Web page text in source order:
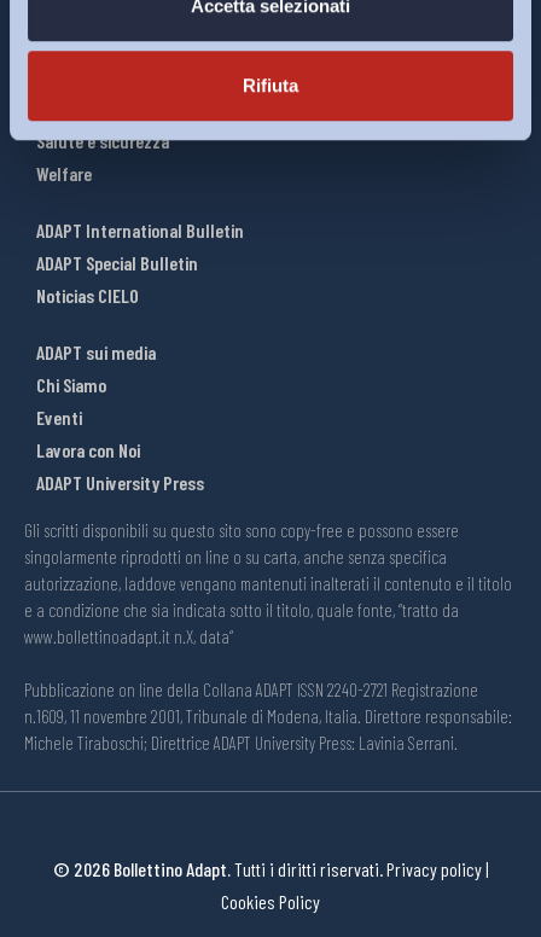
Accetta selezionati
Rifiuta
Riforme del lavoro
Salute e sicurezza
Welfare
ADAPT International Bulletin
ADAPT Special Bulletin
Noticias CIELO
ADAPT sui media
Chi Siamo
Eventi
Lavora con Noi
ADAPT University Press
Gli scritti disponibili su questo sito sono copy-free e possono essere
singolarmente riprodotti on line o su carta, anche senza specifica
autorizzazione, laddove vengano mantenuti inalterati il contenuto e il titolo
e a condizione che sia indicata sotto il titolo, quale fonte, “tratto da
www.bollettinoadapt.it n.X, data“
Pubblicazione on line della Collana ADAPT ISSN 2240-2721 Registrazione
n.1609, 11 novembre 2001, Tribunale di Modena, Italia. Direttore responsabile:
Michele Tiraboschi; Direttrice ADAPT University Press: Lavinia Serrani.
© 2026 Bollettino Adapt.Tutti i diritti riservati.Privacy policy|
Cookies Policy